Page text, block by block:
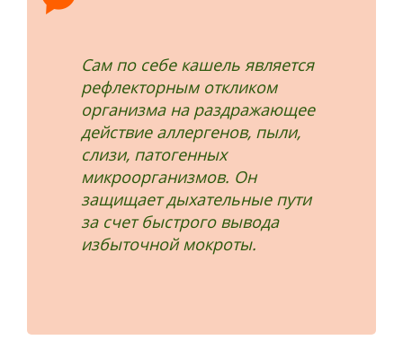
Сам по себе кашель является
рефлекторным откликом
организма на раздражающее
действие аллергенов, пыли,
слизи, патогенных
микроорганизмов. Он
защищает дыхательные пути
за счет быстрого вывода
избыточной мокроты.